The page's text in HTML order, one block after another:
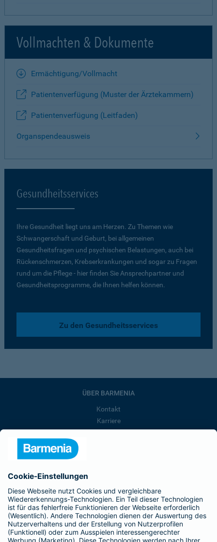
Vollmachten & Dokumente
Ermächtigung/Vollmacht
Patientenverfügung (Muster der Ärztekammern)
Patientenverfügung (Leitfaden)
Organspendeausweis
Gesundheitsservices
Ihre Gesundheit liegt uns am Herzen. Zu Themen wie
Schwangerschaft und Geburt, bei allgemeinen
Gesundheitsfragen und psychischen Belastungen, auch bei
Rückenschmerzen, Krebserkrankungen und sogar zu Fragen
rund um die Pflege - hier finden Sie Ansprechpartner und
Gesundheitsprogramme, die Ihnen helfen können.
Zu den Gesundheitsservices
ÜBER BARMENIA
Kontakt
Karriere
Barmenia ist Teil der BarmeniaGothaer
BELIEBTE SEITEN
Kranken-Zusatzversicherung
Tierversicherungen
Haftpflichtversicherung